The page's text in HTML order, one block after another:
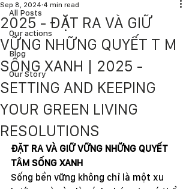
All Posts
Our actions
Blog
Our Story
2025 - ĐẶT RA VÀ GIỮ
VỮNG NHỮNG QUYẾT T M
SỐNG XANH | 2025 -
SETTING AND KEEPING
YOUR GREEN LIVING
RESOLUTIONS
Sep 8, 2024 4 min read
ĐẶT RA VÀ GIỮ VỮNG NHỮNG QUYẾT
TÂM SỐNG XANH
Sống bền vững không chỉ là một xu